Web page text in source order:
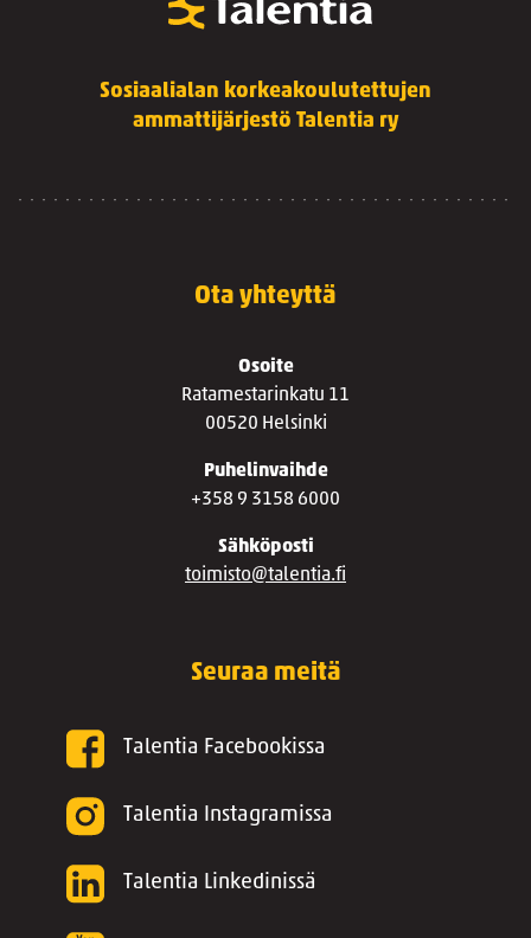
Sosiaalialan korkeakoulutettujen
ammattijärjestö Talentia ry
Ota yhteyttä
Osoite
Ratamestarinkatu 11
00520 Helsinki
Puhelinvaihde
+358 9 3158 6000
Sähköposti
toimisto@talentia.fi
Seuraa meitä
Talentia Facebookissa
Talentia Instagramissa
Talentia Linkedinissä